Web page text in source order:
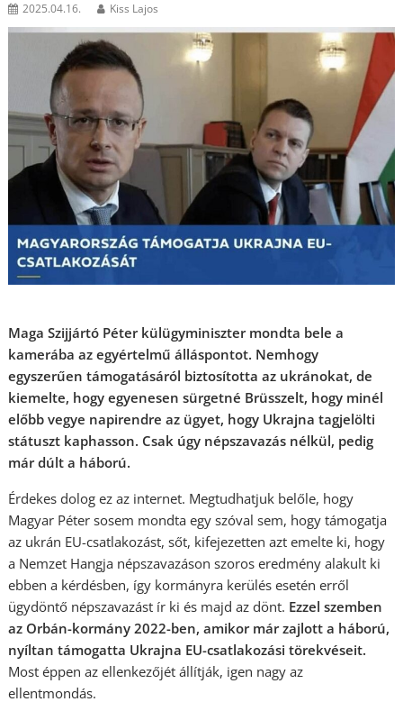
2025.04.16. Kiss Lajos
Maga Szijjártó Péter külügyminiszter mondta bele a
kamerába az egyértelmű álláspontot. Nemhogy
egyszerűen támogatásáról biztosította az ukránokat, de
kiemelte, hogy egyenesen sürgetné Brüsszelt, hogy minél
előbb vegye napirendre az ügyet, hogy Ukrajna tagjelölti
státuszt kaphasson. Csak úgy népszavazás nélkül, pedig
már dúlt a háború.
Érdekes dolog ez az internet. Megtudhatjuk belőle, hogy
Magyar Péter sosem mondta egy szóval sem, hogy támogatja
az ukrán EU-csatlakozást, sőt, kifejezetten azt emelte ki, hogy
a Nemzet Hangja népszavazáson szoros eredmény alakult ki
ebben a kérdésben, így kormányra kerülés esetén erről
ügydöntő népszavazást ír ki és majd az dönt. Ezzel szemben
az Orbán-kormány 2022-ben, amikor már zajlott a háború,
nyíltan támogatta Ukrajna EU-csatlakozási törekvéseit.
Most éppen az ellenkezőjét állítják, igen nagy az
ellentmondás.